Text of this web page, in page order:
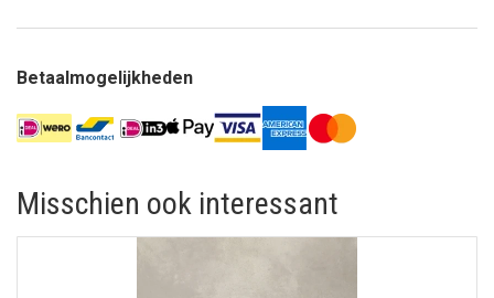
Betaalmogelijkheden
Misschien ook interessant